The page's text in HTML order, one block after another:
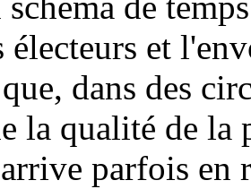
électeurs et
dans des
la qualité de la
parfois en